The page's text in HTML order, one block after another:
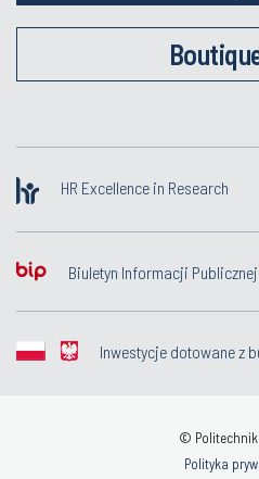
HR Excellence in Research
Biuletyn Informacji Publicznej
Inwestycje dotowane z
©
Polityka